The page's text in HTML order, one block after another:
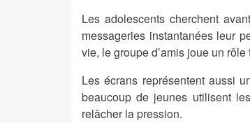
Les adolescents cherchent
messageries instantanées leur
vie, le groupe d’amis joue un
Les écrans représentent aussi
beaucoup de jeunes utilisent
relâcher la pression.